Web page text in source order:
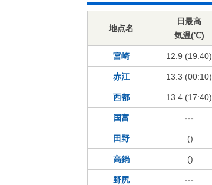
地点名
日最高
気温(℃)
宮崎 12.9 (19:40)
赤江 13.3 (00:10)
西都 13.4 (17:40)
国富 ---
田野 ()
高鍋 ()
野尻 ---